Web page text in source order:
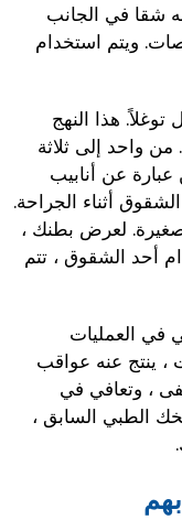
شقا في الجانب
المعدة ، بطول 2 إلى 4 بوصات. ويتم استخدام
توغلاً. هذا النهج
واحد إلى ثلاثة
عن أنابيب
أثناء الجراحة.
صغيرة. لعرض بطنك ،
أحد الشقوق ، تتم
في العمليات
، ينتج عنه عواقب
، وتعافي في
الطبي السابق ،